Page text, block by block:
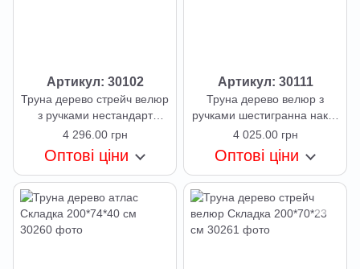
Артикул: 30102
Труна дерево стрейч велюр
з ручками нестандарт
200*90*46*25
4 296.00 грн
Оптові ціни
Артикул: 30111
Труна дерево велюр з
ручками шестигранна накат
200*70*24 см
4 025.00 грн
Оптові ціни